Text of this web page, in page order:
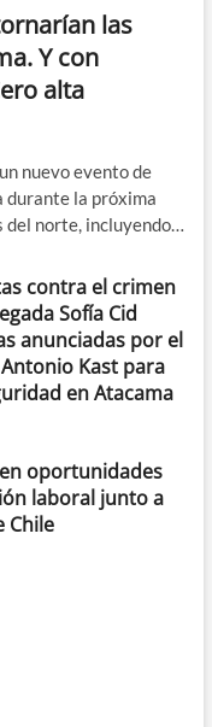
las
Y con
alta
nuevo evento de
durante la próxima
del norte, incluyendo…
contra el crimen
Sofía Cid
anunciadas por el
Kast para
en Atacama
oportunidades
laboral junto a
Chile